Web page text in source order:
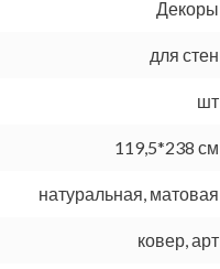
Декоры
для стен
шт
119,5*238 см
натуральная, матовая
ковер, арт